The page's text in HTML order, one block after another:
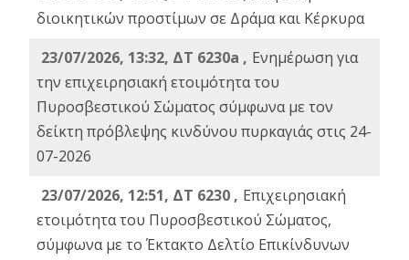
διοικητικών προστίμων σε Δράμα και Κέρκυρα
23/07/2026, 13:32, ΔΤ 6230a , Ενημέρωση για
την επιχειρησιακή ετοιμότητα του
Πυροσβεστικού Σώματος σύμφωνα με τον
δείκτη πρόβλεψης κινδύνου πυρκαγιάς στις 24-
07-2026
23/07/2026, 12:51, ΔΤ 6230 , Επιχειρησιακή
ετοιμότητα του Πυροσβεστικού Σώματος,
σύμφωνα με το Έκτακτο Δελτίο Επικίνδυνων